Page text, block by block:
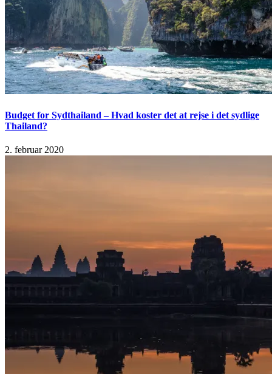
Budget for Sydthailand – Hvad koster det at rejse i det sydlige
Thailand?
2. februar 2020